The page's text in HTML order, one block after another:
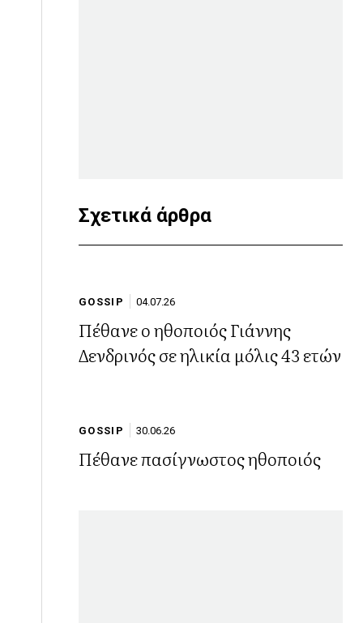
Σχετικά άρθρα
GOSSIP 04.07.26
Πέθανε ο ηθοποιός Γιάννης
Δενδρινός σε ηλικία μόλις 43 ετών
GOSSIP 30.06.26
Πέθανε πασίγνωστος ηθοποιός